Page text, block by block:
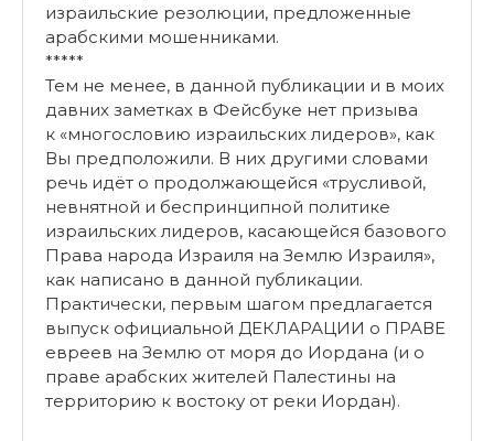
израильские резолюции, предложенные
арабскими мошенниками.
*****
Тем не менее, в данной публикации и в моих
давних заметках в Фейсбуке нет призыва
к «многословию израильских лидеров», как
Вы предположили. В них другими словами
речь идёт о продолжающейся «трусливой,
невнятной и беспринципной политике
израильских лидеров, касающейся базового
Права народа Израиля на Землю Израиля»,
как написано в данной публикации.
Практически, первым шагом предлагается
выпуск официальной ДЕКЛАРАЦИИ о ПРАВЕ
евреев на Землю от моря до Иордана (и о
праве арабских жителей Палестины на
территорию к востоку от реки Иордан).